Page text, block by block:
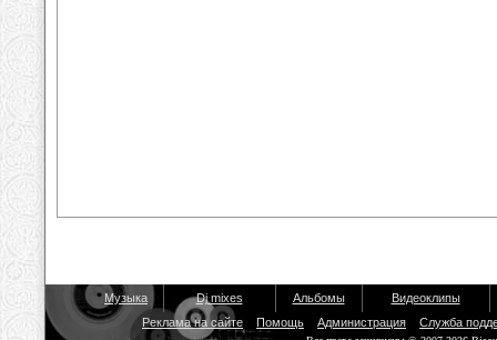
Музыка Dj mixes Альбомы
Видеоклипы
Реклама на сайте
Помощь Администрация Служба